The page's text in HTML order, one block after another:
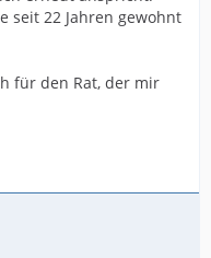
seit 22 Jahren gewohnt
für den Rat, der mir